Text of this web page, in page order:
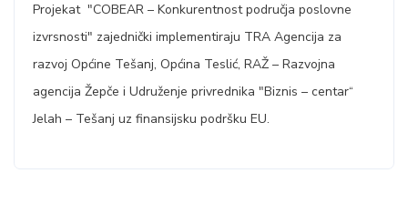
Projekat "COBEAR – Konkurentnost područja poslovne
izvrsnosti" zajednički implementiraju TRA Agencija za
razvoj Općine Tešanj, Općina Teslić, RAŽ – Razvojna
agencija Žepče i Udruženje privrednika "Biznis – centar“
Jelah – Tešanj uz finansijsku podršku EU.